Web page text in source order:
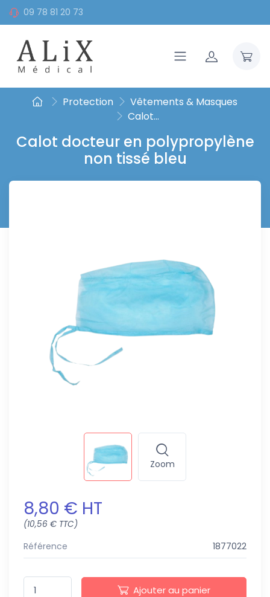
09 78 81 20 73
Protection
Vêtements & Masques
Calot...
Calot docteur en polypropylène
non tissé bleu
Zoom
8,80 € HT
(10,56 € TTC)
Référence 1877022
Ajouter au panier